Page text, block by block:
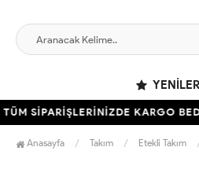
YENILER
SİPARİŞLERİNİZDE KARGO
Anasayfa Takım Etekli Takım